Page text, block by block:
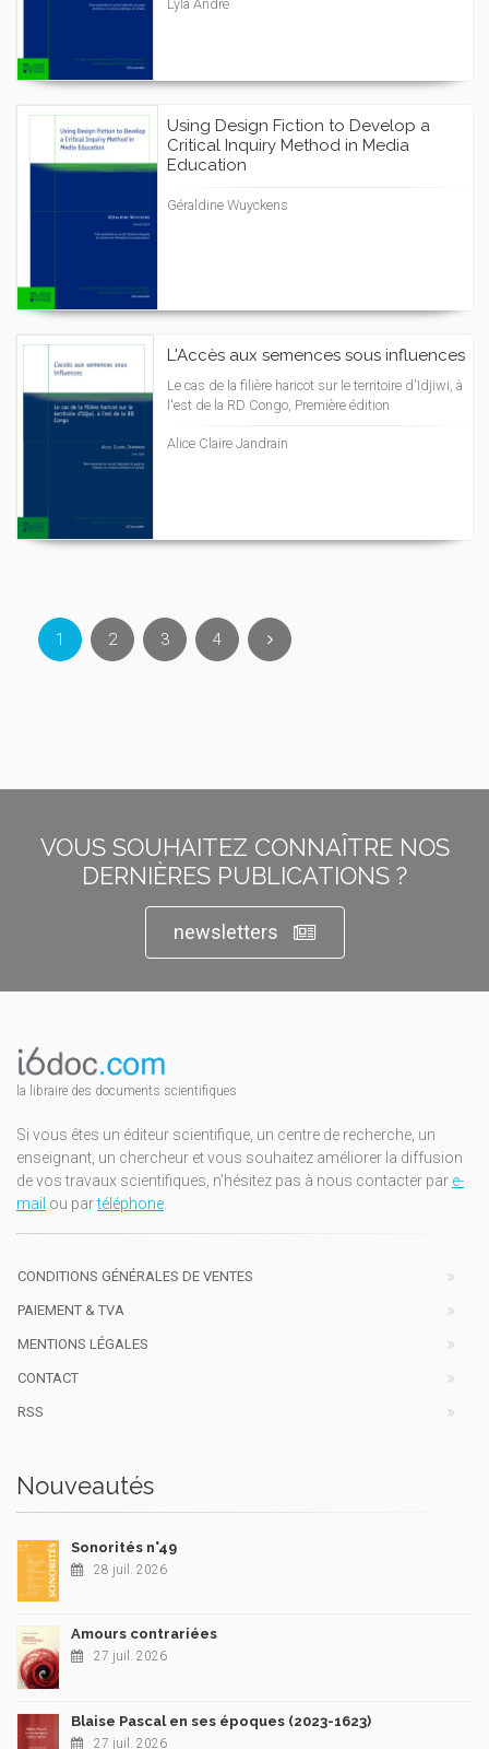
Lyla André
Using Design Fiction to Develop a
Critical Inquiry Method in Media
Education
Géraldine Wuyckens
L'Accès aux semences sous influences
Le cas de la filière haricot sur le territoire d'Idjiwi, à
l'est de la RD Congo, Première édition
Alice Claire Jandrain
1 2 3 4
VOUS SOUHAITEZ CONNAÎTRE NOS
DERNIÈRES PUBLICATIONS ?
newsletters
la libraire des documents scientifiques
Si vous êtes un éditeur scientifique, un centre de recherche, un
enseignant, un chercheur et vous souhaitez améliorer la diffusion
de vos travaux scientifiques, n'hésitez pas à nous contacter par e-
mail ou partéléphone.
CONDITIONS GÉNÉRALES DE VENTES
PAIEMENT & TVA
MENTIONS LÉGALES
CONTACT
RSS
Nouveautés
Sonorités n°49
28 juil. 2026
Amours contrariées
27 juil. 2026
Blaise Pascal en ses époques (2023-1623)
27 juil. 2026